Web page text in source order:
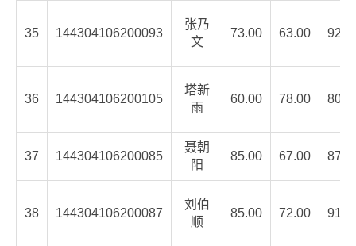
35 144304106200093
张乃
文
73.00 63.00
36 144304106200105
塔新
雨
60.00 78.00
37 144304106200085
聂朝
阳
85.00 67.00
38 144304106200087
刘伯
顺
85.00 72.00